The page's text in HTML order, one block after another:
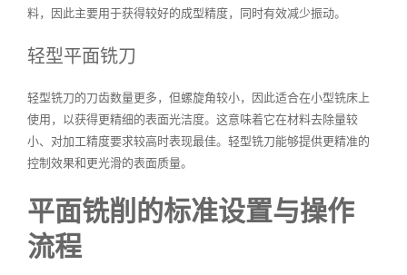
料，因此主要用于获得较好的成型精度，同时有效减少振动。
轻型平面铣刀
轻型铣刀的刀齿数量更多，但螺旋角较小，因此适合在小型铣床上
使用，以获得更精细的表面光洁度。这意味着它在材料去除量较
小、对加工精度要求较高时表现最佳。轻型铣刀能够提供更精准的
控制效果和更光滑的表面质量。
平面铣削的标准设置与操作
流程